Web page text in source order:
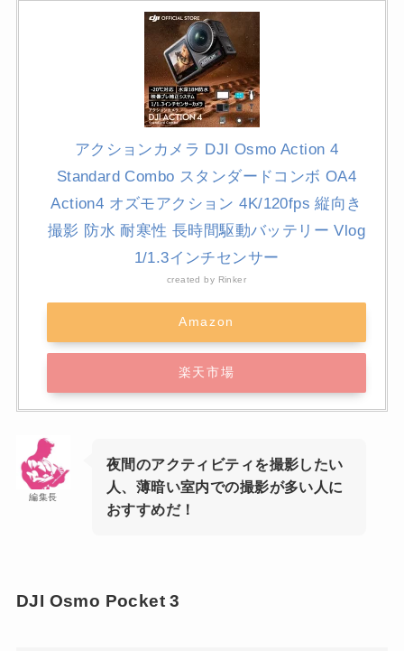
アクションカメラ DJI Osmo Action 4
Standard Combo スタンダードコンボ OA4
Action4 オズモアクション 4K/120fps 縦向き
撮影 防水 耐寒性 長時間駆動バッテリー Vlog
1/1.3インチセンサー
created by Rinker
Amazon
楽天市場
編集長
夜間のアクティビティを撮影したい
人、薄暗い室内での撮影が多い人に
おすすめだ！
DJI Osmo Pocket 3